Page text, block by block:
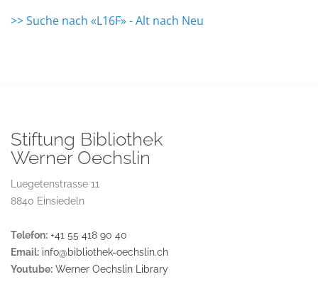
>> Suche nach «L16F» - Alt nach Neu
Stiftung Bibliothek
Werner Oechslin
Luegetenstrasse 11
8840 Einsiedeln
Telefon: +41 55 418 90 40
Email: info@bibliothek-oechslin.ch
Youtube: Werner Oechslin Library